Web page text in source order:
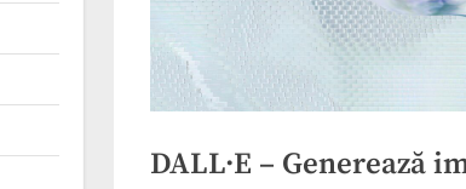
DALL·E – Generează